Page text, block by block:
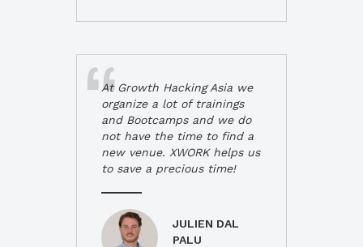
At Growth Hacking Asia we
organize a lot of trainings
and Bootcamps and we do
not have the time to find a
new venue. XWORK helps us
to save a precious time!
JULIEN DAL
PALU